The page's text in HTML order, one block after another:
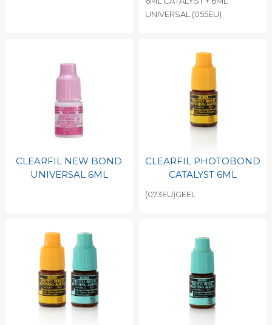
UNIVERSAL (055EU)
CLEARFIL NEW BOND
UNIVERSAL 6ML
CLEARFIL PHOTOBOND
CATALYST 6ML
(073EU)GEEL